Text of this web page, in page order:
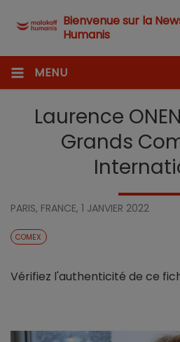
Bienvenue sur la
Humanis
MENU
Laurence
Grands
PARIS, FRANCE, 1 JANVIER 2022
COMEX
Vérifiez l'authenticité de ce